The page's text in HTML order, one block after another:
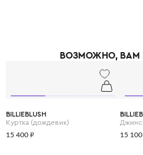
принципам slow fashion: каждая вещь
ВОЗМОЖНО, ВАМ
BILLIEBLUSH
Куртка (дождевик)
15 400 ₽ 15